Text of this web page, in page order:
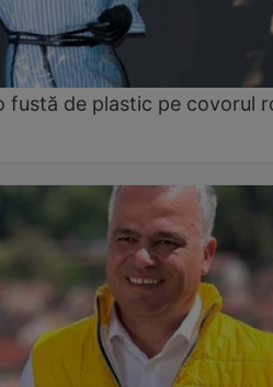
fustă de plastic pe covorul